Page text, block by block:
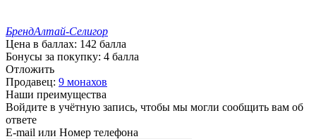
БрендАлтай-Селигор
Цена в баллах: 142 балла
Бонусы за покупку: 4 балла
Отложить
Продавец: 9 монахов
Наши преимущества
Войдите в учётную запись, чтобы мы могли сообщить вам об
ответе
E-mail или Номер телефона